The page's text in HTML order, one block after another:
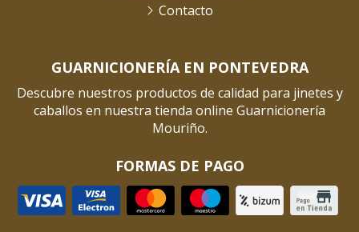
GUARNICIONERÍA EN PONTEVEDRA
Descubre nuestros productos de calidad para jinetes y
caballos en nuestra tienda online Guarnicionería
Mouriño.
FORMAS DE PAGO
Contacto